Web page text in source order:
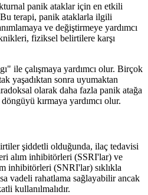
panik ataklar için en etkili
terapi, panik ataklarla ilgili
ve değiştirmeye yardımcı
fiziksel belirtilere karşı
ile çalışmaya yardımcı olur. Birçok
yaşadıktan sonra uyumaktan
olarak daha fazla panik atağa
kırmaya yardımcı olur.
şiddetli olduğunda, ilaç tedavisi
alım inhibitörleri (SSRI'lar) ve
inhibitörleri (SNRI'lar) sıklıkla
vadeli rahatlama sağlayabilir ancak
kullanılmalıdır.